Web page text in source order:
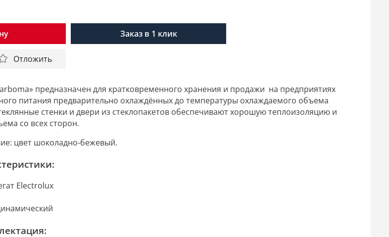
Заказ в 1 клик
Отложить
предназначен для кратковременного хранения и продажи на предприятиях
питания предварительно охлаждённых до температуры охлаждаемого объема
стенки и двери из стеклопакетов обеспечивают хорошую теплоизоляцию и
со всех сторон.
цвет шоколадно-бежевый.
Electrolux